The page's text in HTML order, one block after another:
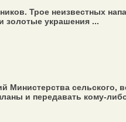
Трое неизвестных
золотые украшения ...
Министерства сельского,
и передавать кому-